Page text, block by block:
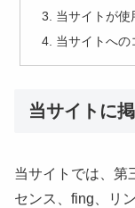
当サイトが使
当サイトへの
当サイトに
当サイトでは、第
センス、fing、リ